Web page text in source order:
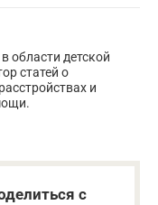
области детской
статей о
и
с